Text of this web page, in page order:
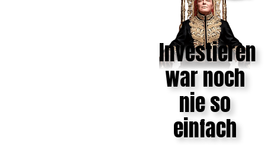
Investieren
war noch
nie so
einfach